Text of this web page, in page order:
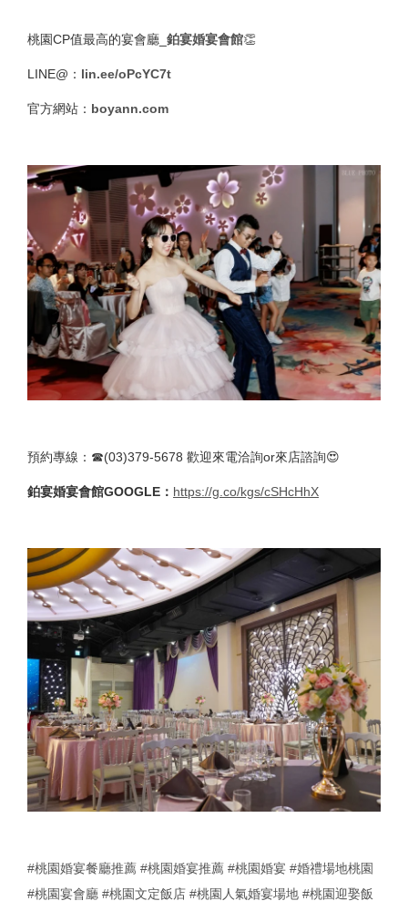
桃園CP值最高的宴會廳_ 鉑宴婚宴會館👏
LINE@： lin.ee/oPcYC7t
官方網站： boyann.com
預約專線：☎(03)379-5678 歡迎來電洽詢or來店諮詢😍
鉑宴婚宴會館GOOGLE： https://g.co/kgs/cSHcHhX
#桃園婚宴餐廳推薦 #桃園婚宴推薦 #桃園婚宴 #婚禮場地桃園
#桃園宴會廳 #桃園文定飯店 #桃園人氣婚宴場地 #桃園迎娶飯